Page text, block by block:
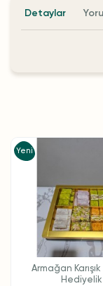
Detaylar
Yeni
Armağan
Hediyelik